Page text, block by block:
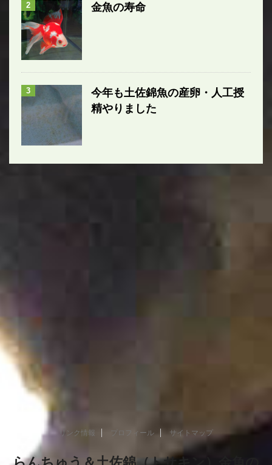
2 金魚の寿命
3
今年も土佐錦魚の産卵・人工授
精やりました
リンク情報 プロフィール サイトマップ